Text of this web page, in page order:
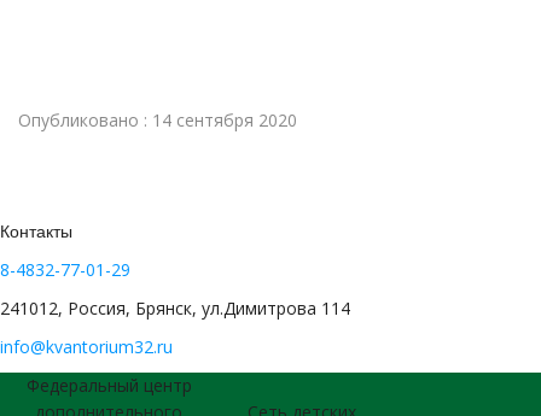
Опубликовано : 14 сентября 2020
Контакты
8-4832-77-01-29
241012, Россия, Брянск, ул.Димитрова 114
info@kvantorium32.ru
Федеральный центр